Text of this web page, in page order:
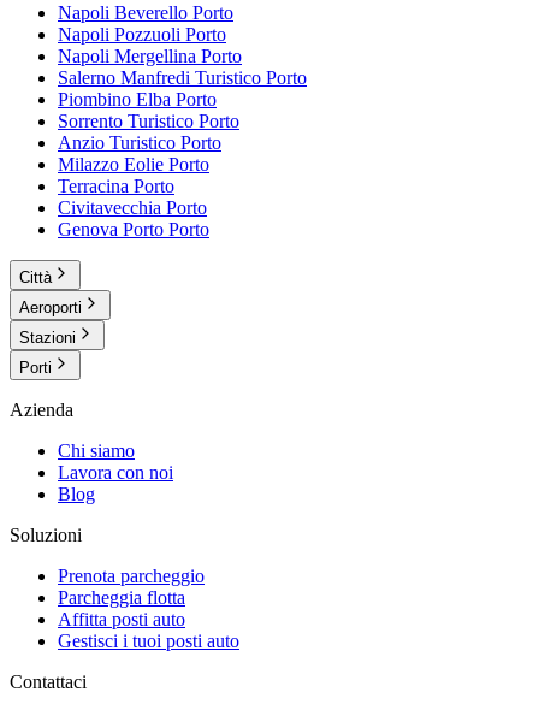
Napoli Beverello Porto
Napoli Pozzuoli Porto
Napoli Mergellina Porto
Salerno Manfredi Turistico Porto
Piombino Elba Porto
Sorrento Turistico Porto
Anzio Turistico Porto
Milazzo Eolie Porto
Terracina Porto
Civitavecchia Porto
Genova Porto Porto
Città
Aeroporti
Stazioni
Porti
Azienda
Chi siamo
Lavora con noi
Blog
Soluzioni
Prenota parcheggio
Parcheggia flotta
Affitta posti auto
Gestisci i tuoi posti auto
Contattaci